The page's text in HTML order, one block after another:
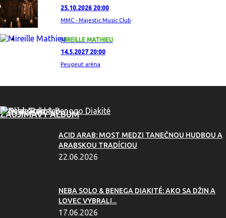
25.10.2026 20:00
MMC - Majestic Music Club
MIREILLE MATHIEU
14.5.2027 20:00
Peugeut aréna
ZAUJÍMAVÝ ALBUM
ACID ARAB: MOST MEDZI TANEČNOU HUDBOU A
ARABSKOU TRADÍCIOU
22.06.2026
NEBA SOLO & BENEGA DIAKITÉ: AKO SA DŽIN A
LOVEC VYBRALI...
17.06.2026